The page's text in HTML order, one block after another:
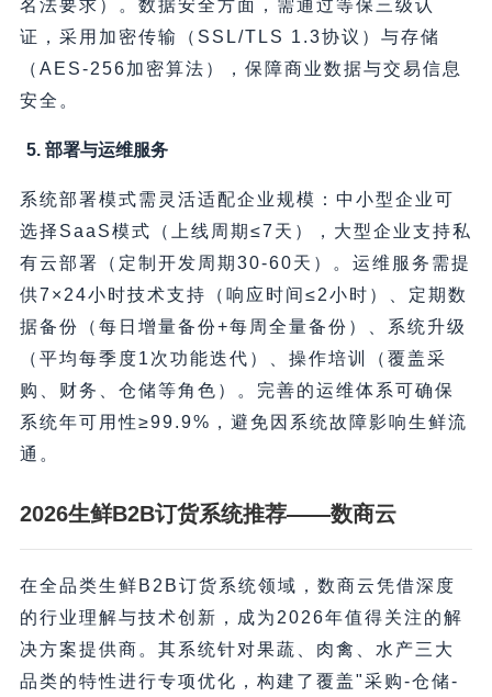
名法要求）。数据安全方面，需通过等保三级认
证，采用加密传输（SSL/TLS 1.3协议）与存储
（AES-256加密算法），保障商业数据与交易信息
安全。
5. 部署与运维服务
系统部署模式需灵活适配企业规模：中小型企业可
选择SaaS模式（上线周期≤7天），大型企业支持私
有云部署（定制开发周期30-60天）。运维服务需提
供7×24小时技术支持（响应时间≤2小时）、定期数
据备份（每日增量备份+每周全量备份）、系统升级
（平均每季度1次功能迭代）、操作培训（覆盖采
购、财务、仓储等角色）。完善的运维体系可确保
系统年可用性≥99.9%，避免因系统故障影响生鲜流
通。
2026生鲜B2B订货系统推荐——数商云
在全品类生鲜B2B订货系统领域，数商云凭借深度
的行业理解与技术创新，成为2026年值得关注的解
决方案提供商。其系统针对果蔬、肉禽、水产三大
品类的特性进行专项优化，构建了覆盖"采购-仓储-